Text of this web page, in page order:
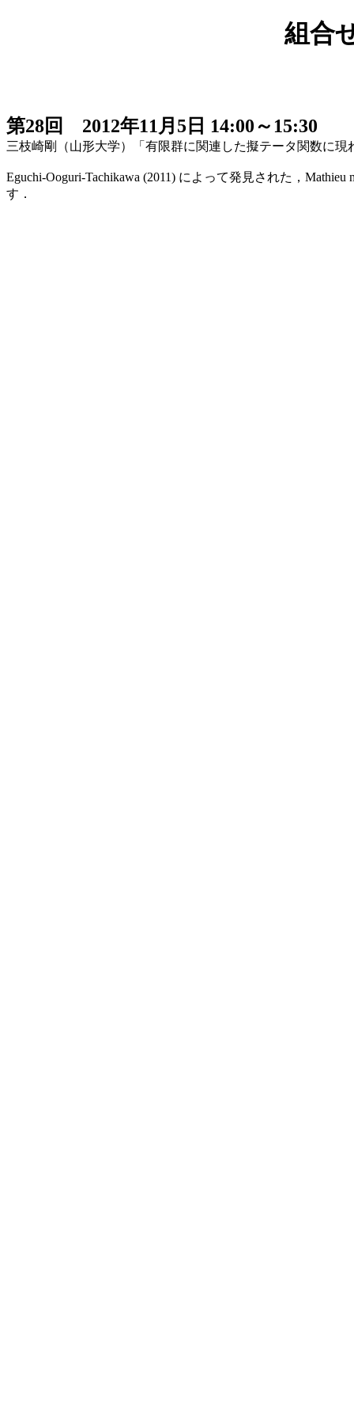
組合
第28回 2012年11月5日 14:00～15:30
三枝崎剛（山形大学）「有限群に関連した擬テータ関数に現
Eguchi-Ooguri-Tachikawa (2011) によって発見された，
す．